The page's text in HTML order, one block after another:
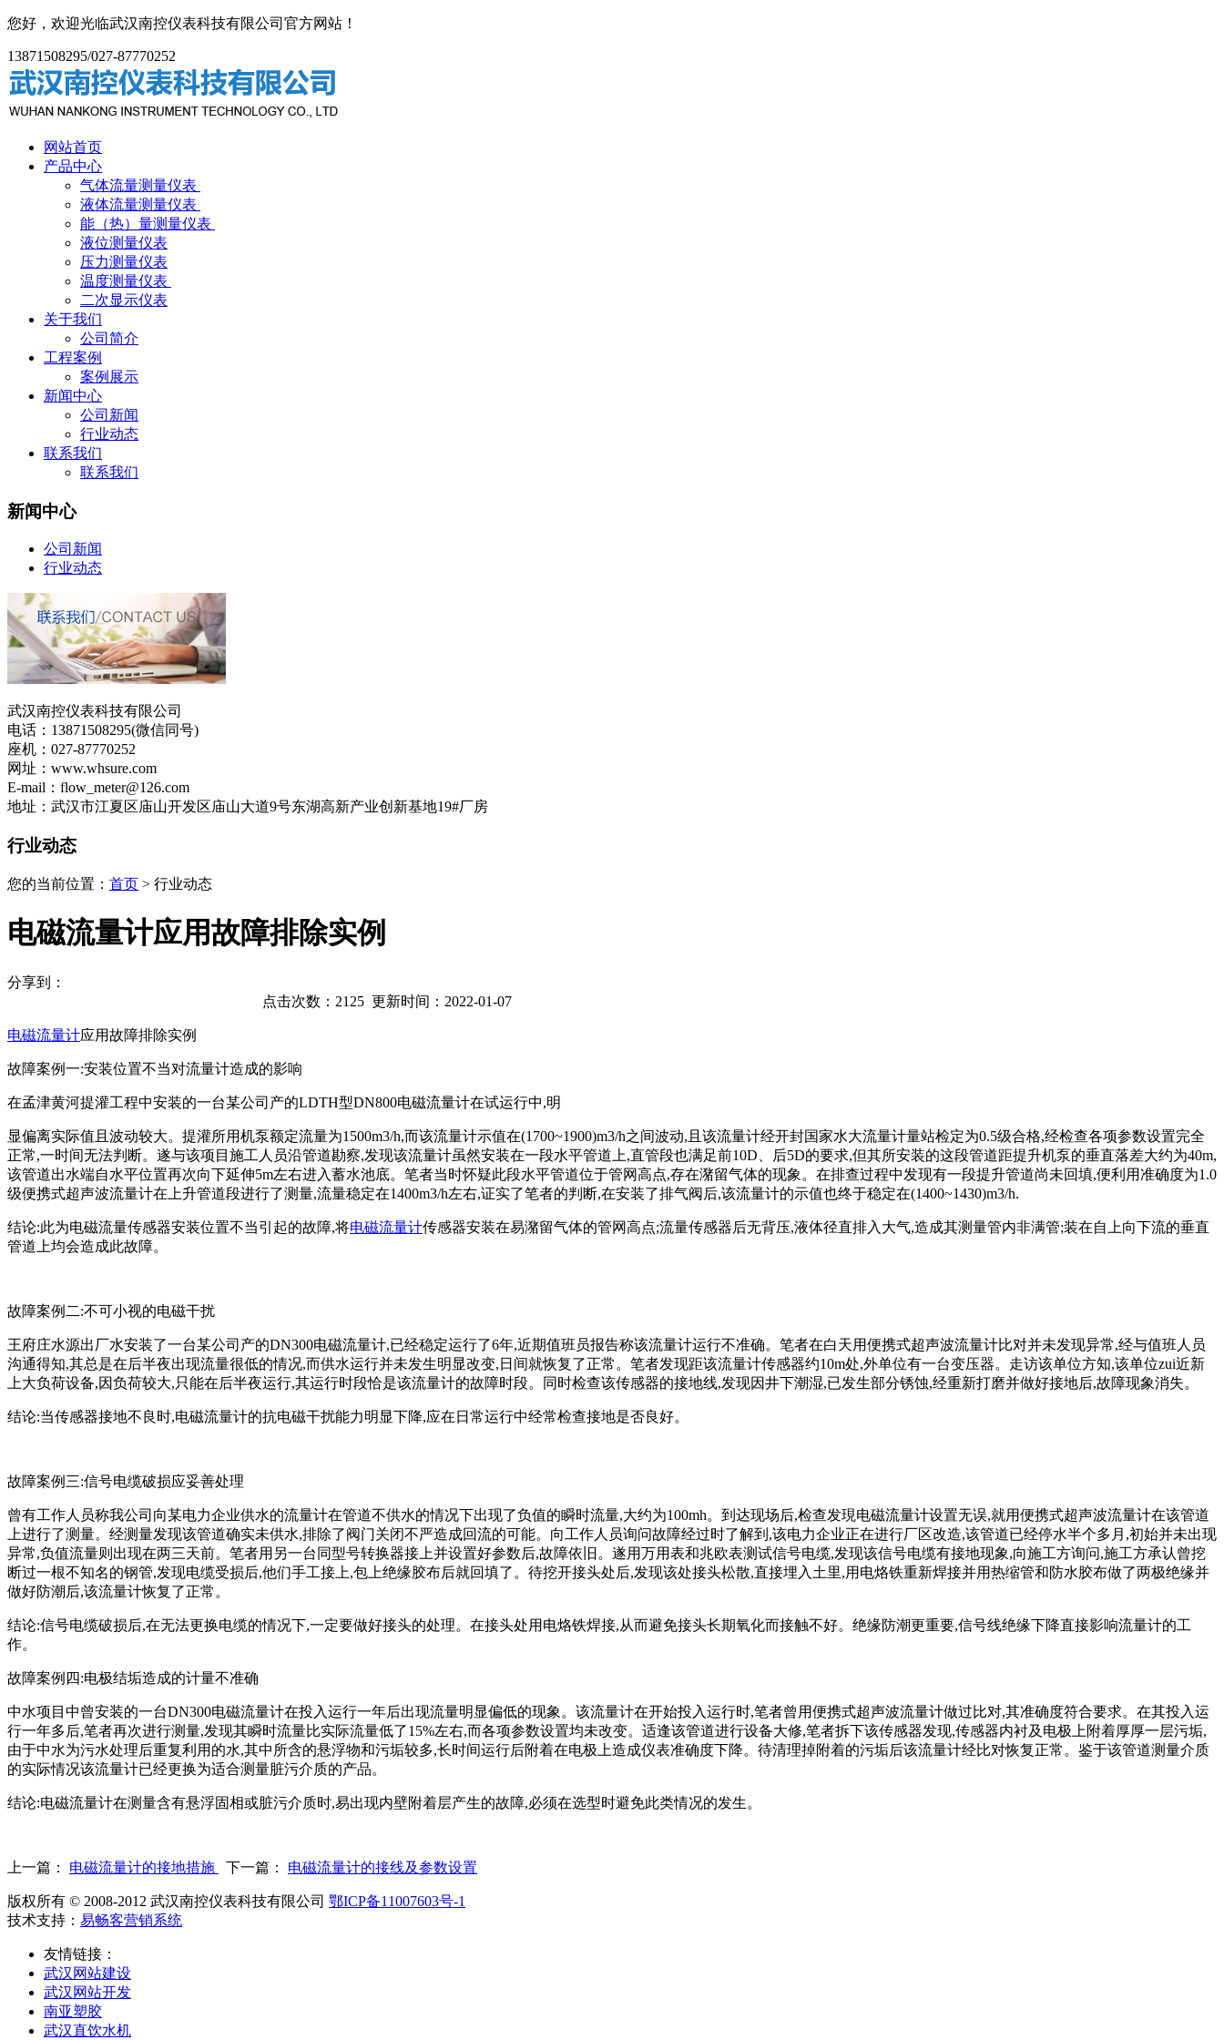
您好，欢迎光临武汉南控仪表科技有限公司官方网站！
13871508295/027-87770252
网站首页
产品中心
气体流量测量仪表
液体流量测量仪表
能（热）量测量仪表
液位测量仪表
压力测量仪表
温度测量仪表
二次显示仪表
关于我们
公司简介
工程案例
案例展示
新闻中心
公司新闻
行业动态
联系我们
联系我们
新闻中心
公司新闻
行业动态
武汉南控仪表科技有限公司
电话：13871508295(微信同号)
座机：027-87770252
网址：www.whsure.com
E-mail：flow_meter@126.com
地址：武汉市江夏区庙山开发区庙山大道9号东湖高新产业创新基地19#厂房
行业动态
您的当前位置： 首页 > 行业动态
电磁流量计应用故障排除实例
分享到：
点击次数： 2125 更新时间：2022-01-07
电磁流量计应用故障排除实例
故障案例一:安装位置不当对流量计造成的影响
在孟津黄河提灌工程中安装的一台某公司产的LDTH型DN800电磁流量计在试运行中,明
显偏离实际值且波动较大。提灌所用机泵额定流量为1500m3/h,而该流量计示值在(1700~1900)m3/h之间波动,且该流量计经开封国家水大流量计量站检定为0.5级合格,经检查各项参数设置完全
正常,一时间无法判断。遂与该项目施工人员沿管道勘察,发现该流量计虽然安装在一段水平管道上,直管段也满足前10D、后5D的要求,但其所安装的这段管道距提升机泵的垂直落差大约为40m,
该管道出水端自水平位置再次向下延伸5m左右进入蓄水池底。笔者当时怀疑此段水平管道位于管网高点,存在潴留气体的现象。在排查过程中发现有一段提升管道尚未回填,便利用准确度为1.0
级便携式超声波流量计在上升管道段进行了测量,流量稳定在1400m3/h左右,证实了笔者的判断,在安装了排气阀后,该流量计的示值也终于稳定在(1400~1430)m3/h.
结论:此为电磁流量传感器安装位置不当引起的故障,将电磁流量计传感器安装在易潴留气体的管网高点;流量传感器后无背压,液体径直排入大气,造成其测量管内非满管;装在自上向下流的垂直
管道上均会造成此故障。
故障案例二:不可小视的电磁干扰
王府庄水源出厂水安装了一台某公司产的DN300电磁流量计,已经稳定运行了6年,近期值班员报告称该流量计运行不准确。笔者在白天用便携式超声波流量计比对并未发现异常,经与值班人员
沟通得知,其总是在后半夜出现流量很低的情况,而供水运行并未发生明显改变,日间就恢复了正常。笔者发现距该流量计传感器约10m处,外单位有一台变压器。走访该单位方知,该单位zui近新
上大负荷设备,因负荷较大,只能在后半夜运行,其运行时段恰是该流量计的故障时段。同时检查该传感器的接地线,发现因井下潮湿,已发生部分锈蚀,经重新打磨并做好接地后,故障现象消失。
结论:当传感器接地不良时,电磁流量计的抗电磁干扰能力明显下降,应在日常运行中经常检查接地是否良好。
故障案例三:信号电缆破损应妥善处理
曾有工作人员称我公司向某电力企业供水的流量计在管道不供水的情况下出现了负值的瞬时流量,大约为100mh。到达现场后,检查发現电磁流量计设置无误,就用便携式超声波流量计在该管道
上进行了测量。经测量发现该管道确实未供水,排除了阀门关闭不严造成回流的可能。向工作人员询问故障经过时了解到,该电力企业正在进行厂区改造,该管道已经停水半个多月,初始并未出现
异常,负值流量则出现在两三天前。笔者用另一台同型号转换器接上并设置好参数后,故障依旧。遂用万用表和兆欧表测试信号电缆,发现该信号电缆有接地现象,向施工方询问,施工方承认曾挖
断过一根不知名的钢管,发现电缆受损后,他们手工接上,包上绝缘胶布后就回填了。待挖开接头处后,发现该处接头松散,直接埋入土里,用电烙铁重新焊接并用热缩管和防水胶布做了两极绝缘并
做好防潮后,该流量计恢复了正常。
结论:信号电缆破损后,在无法更换电缆的情况下,一定要做好接头的处理。在接头处用电烙铁焊接,从而避免接头长期氧化而接触不好。绝缘防潮更重要,信号线绝缘下降直接影响流量计的工
作。
故障案例四:电极结垢造成的计量不准确
中水项目中曾安装的一台DN300电磁流量计在投入运行一年后出现流量明显偏低的现象。该流量计在开始投入运行时,笔者曾用便携式超声波流量计做过比对,其准确度符合要求。在其投入运
行一年多后,笔者再次进行测量,发现其瞬时流量比实际流量低了15%左右,而各项参数设置均未改变。适逢该管道进行设备大修,笔者拆下该传感器发现,传感器内衬及电极上附着厚厚一层污垢,
由于中水为污水处理后重复利用的水,其中所含的悬浮物和污垢较多,长时间运行后附着在电极上造成仪表准确度下降。待清理掉附着的污垢后该流量计经比对恢复正常。鉴于该管道测量介质
的实际情况该流量计已经更换为适合测量脏污介质的产品。
结论:电磁流量计在测量含有悬浮固相或脏污介质时,易出现内壁附着层产生的故障,必须在选型时避免此类情况的发生。
上一篇： 电磁流量计的接地措施 下一篇： 电磁流量计的接线及参数设置
版权所有 © 2008-2012 武汉南控仪表科技有限公司 鄂ICP备11007603号-1
技术支持： 易畅客营销系统
友情链接：
武汉网站建设
武汉网站开发
南亚塑胶
武汉直饮水机